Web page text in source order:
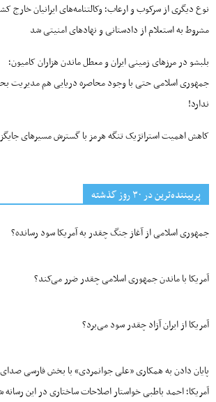
نوع دیگری از سرکوب و ارعاب؛ وکالتنامه‌های ایرانیان خارج
مشروط به استعلام از دادستانی و نهادهای امنیتی شد
بلبشو در مرزهای زمینی ایران و معطل ماندن هزاران کامیون؛
جمهوری اسلامی حتی با وجود محاصره دریایی هم مدیریت
ندارد!
کاهش اهمیت استراتژیک تنگه‌ هرمز با گسترش مسیرهای
پربیننده‌ترین‌ در ۳۰ روز گذشته
جمهوری اسلامی از آغاز جنگ چقدر به آمریکا سود رسانده؟
آمریکا با ماندن جمهوری اسلامی چقدر ضرر می‌کند؟
آمریکا از ایران آزاد چقدر سود می‌برد؟
پایان دادن به همکاری «علی جوانمردی» با بخش فارسی صدای
آمریکا؛ احمد باطبی خواستار اصلاحات ساختاری در این رسانه